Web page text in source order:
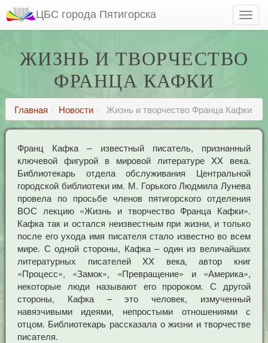
ЦБС города Пятигорска
ЖИЗНЬ И ТВОРЧЕСТВО
ФРАНЦА КАФКИ
Главная Новости Жизнь и творчество Франца Кафки
Франц Кафка – известный писатель, признанный
ключевой фигурой в мировой литературе XX века.
Библиотекарь отдела обслуживания Центральной
городской библиотеки им. М. Горького Людмила Лунева
провела по просьбе членов пятигорского отделения
ВОС лекцию «Жизнь и творчество Франца Кафки».
Кафка так и остался неизвестным при жизни, и только
после его ухода имя писателя стало известно во всем
мире. С одной стороны, Кафка – один из величайших
литературных писателей XX века, автор книг
«Процесс», «Замок», «Превращение» и «Америка»,
некоторые люди называют его пророком. С другой
стороны, Кафка – это человек, измученный
навязчивыми идеями, непростыми отношениями с
отцом. Библиотекарь рассказала о жизни и творчестве
писателя.